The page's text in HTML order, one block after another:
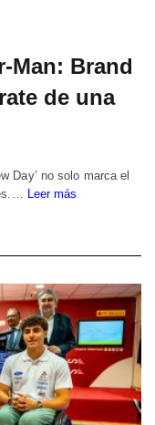
Man: Brand
de una
Day’ no solo marca el
Leer más